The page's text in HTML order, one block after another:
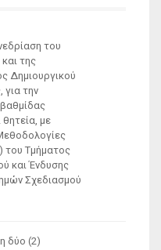
του
της
Δημιουργικού
για την
με
του Τμήματος
και Ένδυσης
Σχεδιασμού
δύο (2)